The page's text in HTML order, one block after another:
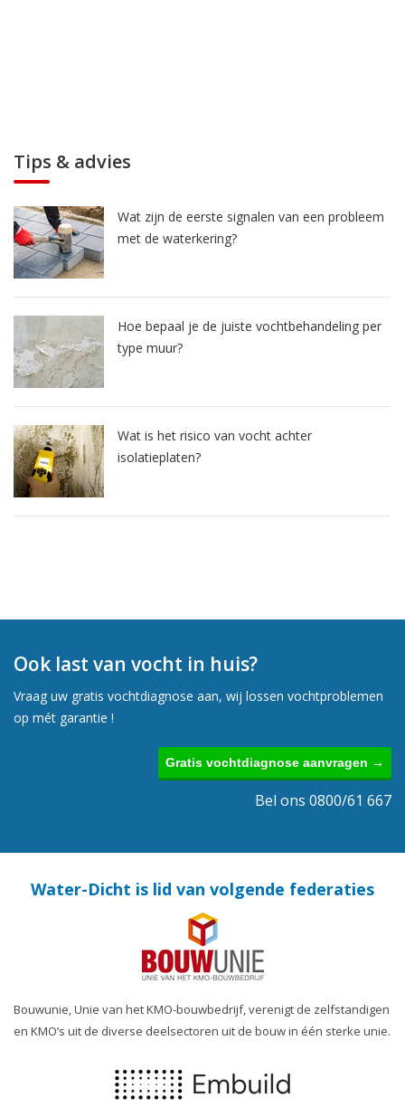
Tips & advies
Wat zijn de eerste signalen van een probleem
met de waterkering?
Hoe bepaal je de juiste vochtbehandeling per
type muur?
Wat is het risico van vocht achter
isolatieplaten?
Ook last van vocht in huis?
Vraag uw gratis vochtdiagnose aan, wij lossen vochtproblemen
op mét garantie !
Gratis vochtdiagnose aanvragen →
Bel ons 0800/61 667
Water-Dicht is lid van volgende federaties
Bouwunie, Unie van het KMO-bouwbedrijf, verenigt de zelfstandigen
en KMO’s uit de diverse deelsectoren uit de bouw in één sterke unie.